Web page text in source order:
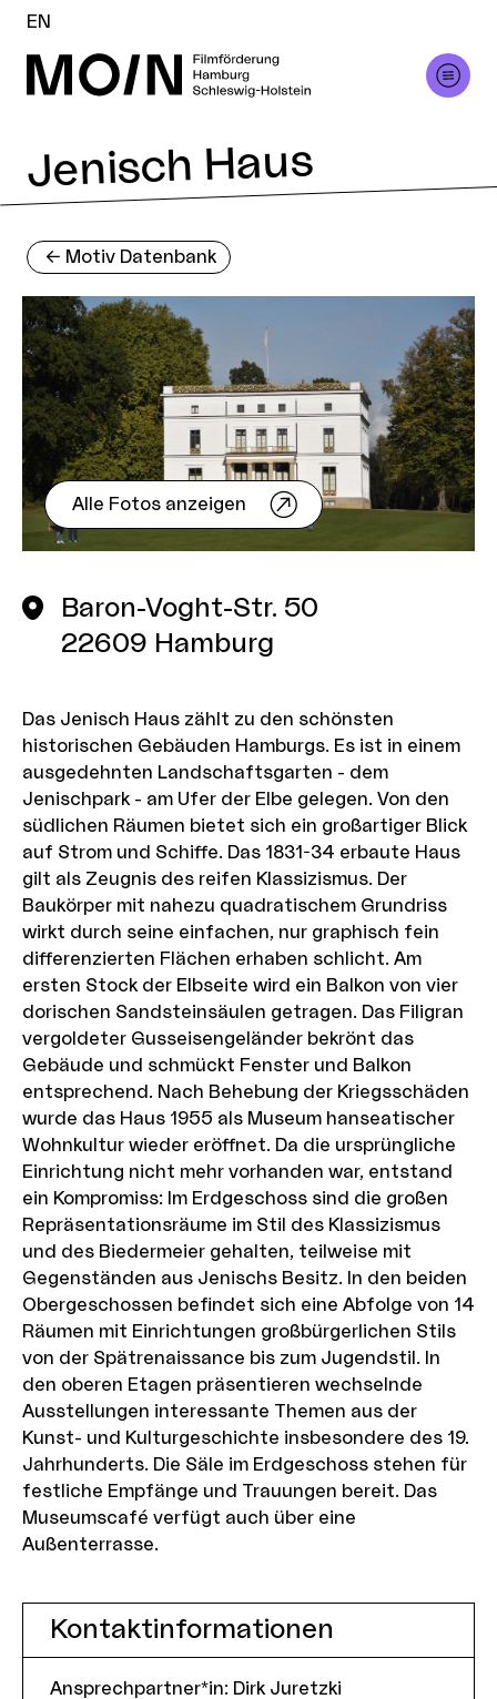
EN
Jenisch Haus
<- Motiv Datenbank
Alle Fotos anzeigen
Baron-Voght-Str. 50
22609 Hamburg
Das Jenisch Haus zählt zu den schönsten
historischen Gebäuden Hamburgs. Es ist in einem
ausgedehnten Landschaftsgarten - dem
Jenischpark - am Ufer der Elbe gelegen. Von den
südlichen Räumen bietet sich ein großartiger Blick
auf Strom und Schiffe. Das 1831-34 erbaute Haus
gilt als Zeugnis des reifen Klassizismus. Der
Baukörper mit nahezu quadratischem Grundriss
wirkt durch seine einfachen, nur graphisch fein
differenzierten Flächen erhaben schlicht. Am
ersten Stock der Elbseite wird ein Balkon von vier
dorischen Sandsteinsäulen getragen. Das Filigran
vergoldeter Gusseisengeländer bekrönt das
Gebäude und schmückt Fenster und Balkon
entsprechend. Nach Behebung der Kriegsschäden
wurde das Haus 1955 als Museum hanseatischer
Wohnkultur wieder eröffnet. Da die ursprüngliche
Einrichtung nicht mehr vorhanden war, entstand
ein Kompromiss: Im Erdgeschoss sind die großen
Repräsentationsräume im Stil des Klassizismus
und des Biedermeier gehalten, teilweise mit
Gegenständen aus Jenischs Besitz. In den beiden
Obergeschossen befindet sich eine Abfolge von 14
Räumen mit Einrichtungen großbürgerlichen Stils
von der Spätrenaissance bis zum Jugendstil. In
den oberen Etagen präsentieren wechselnde
Ausstellungen interessante Themen aus der
Kunst- und Kulturgeschichte insbesondere des 19.
Jahrhunderts. Die Säle im Erdgeschoss stehen für
festliche Empfänge und Trauungen bereit. Das
Museumscafé verfügt auch über eine
Außenterrasse.
Kontaktinformationen
Ansprechpartner*in: Dirk Juretzki